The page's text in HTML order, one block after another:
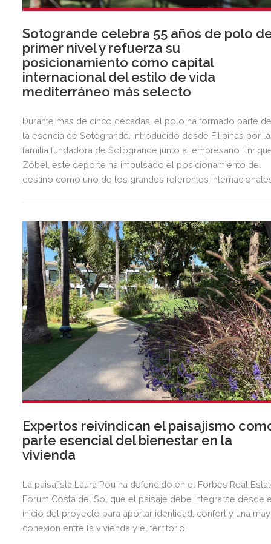
Sotogrande celebra 55 años de polo
primer nivel y refuerza su
posicionamiento como capital
internacional del estilo de vida
mediterráneo más selecto
Durante más de cinco décadas, el polo ha formado parte
la esencia de Sotogrande. Introducido desde Filipinas por la
familia fundadora de Sotogrande junto al empresario
Zóbel, este deporte ha impulsado el posicionamiento del
destino como uno de los grandes referentes
exclusiva agenda social.
Expertos reivindican el paisajismo
parte esencial del bienestar en la
vivienda
La paisajista Laura Pou ha defendido en el Forbes Real
Forum Costa del Sol que el paisaje debe integrarse desde
inicio del proyecto para aportar identidad, confort y una
conexión entre la vivienda y el territorio.